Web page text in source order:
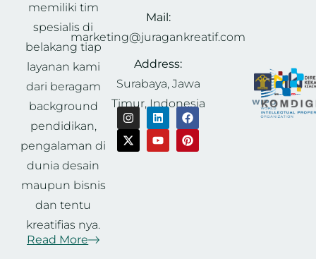
memiliki tim
spesialis di
belakang tiap
layanan kami
dari beragam
background
pendidikan,
pengalaman di
dunia desain
maupun bisnis
dan tentu
kreatifias nya.
Read More
Mail:
marketing@juragankreatif.com
Address:
Surabaya, Jawa
Timur, Indonesia